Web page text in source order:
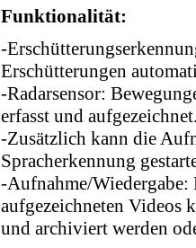
Funktionalität:
-
Erschütterungen
-Radarsensor:
erfasst und
-Zusätzlich kann die
Spracherkennung
-Aufnahme/Wiedergabe:
aufgezeichneten Videos
und archiviert werden